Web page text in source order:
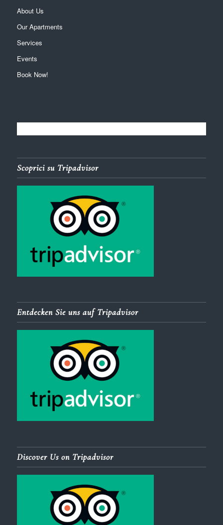
About Us
Our Apartments
Services
Events
Book Now!
Scoprici su Tripadvisor
Entdecken Sie uns auf Tripadvisor
Discover Us on Tripadvisor